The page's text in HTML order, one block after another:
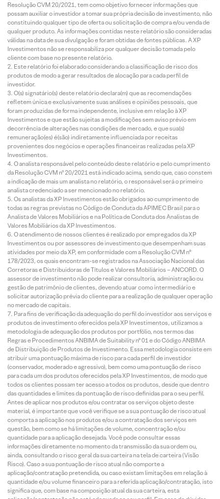
Resolução CVM 20/2021, tem como objetivo fornecer informações que
possam auxiliar o investidor a tomar sua própria decisão de investimento, não
constituindo qualquer tipo de oferta ou solicitação de compra e/ou venda de
qualquer produto. As informações contidas neste relatório são consideradas
válidas na data de sua divulgação e foram obtidas de fontes públicas. A XP
Investimentos não se responsabiliza por qualquer decisão tomada pelo
cliente com base no presente relatório.
Este relatório foi elaborado considerando a classificação de risco dos
produtos de modo a gerar resultados de alocação para cada perfil de
investidor.
O(s) signatário(s) deste relatório declara(m) que as recomendações
refletem única e exclusivamente suas análises e opiniões pessoais, que
foram produzidas de forma independente, inclusive em relação à XP
Investimentos e que estão sujeitas a modificações sem aviso prévio em
decorrência de alterações nas condições de mercado, e que sua(s)
remuneração(es) é(são) indiretamente influenciada por receitas
provenientes dos negócios e operações financeiras realizadas pela XP
Investimentos.
O analista responsável pelo conteúdo deste relatório e pelo cumprimento
da Resolução CVM nº 20/2021 está indicado acima, sendo que, caso constem
a indicação de mais um analista no relatório, o responsável será o primeiro
analista credenciado a ser mencionado no relatório.
Os analistas da XP Investimentos estão obrigados ao cumprimento de
todas as regras previstas no Código de Conduta da APIMEC Brasil para o
Analista de Valores Mobiliários e na Política de Conduta dos Analistas de
Valores Mobiliários da XP Investimentos.
O atendimento de nossos clientes é realizado por empregados da XP
Investimentos ou por assessores de investimento que desempenham suas
atividades por meio da XP, em conformidade com a Resolução CVM nº
178/2023, os quais encontram-se registrados na Associação Nacional das
Corretoras e Distribuidoras de Títulos e Valores Mobiliários – ANCORD. O
assessor de investimento não pode realizar consultoria, administração ou
gestão de patrimônio de clientes, devendo atuar como intermediário e
solicitar autorização prévia do cliente para a realização de qualquer operação
no mercado de capitais.
Para fins de verificação da adequação do perfil do investidor aos serviços e
produtos de investimento oferecidos pela XP Investimentos, utilizamos a
metodologia de adequação dos produtos por portfólio, nos termos das
Regras e Procedimentos ANBIMA de Suitability nº 01 e do Código ANBIMA
de Distribuição de Produtos de Investimento. Essa metodologia consiste em
atribuir uma pontuação máxima de risco para cada perfil de investidor
(conservador, moderado e agressivo), bem como uma pontuação de risco
para cada um dos produtos oferecidos pela XP Investimentos, de modo que
todos os clientes possam ter acesso a todos os produtos, desde que dentro
das quantidades e limites da pontuação de risco definidas para o seu perfil.
Antes de aplicar nos produtos e/ou contratar os serviços objeto deste
material, é importante que você verifique se a sua pontuação de risco atual
comporta a aplicação nos produtos e/ou a contratação dos serviços em
questão, bem como se há limitações de volume, concentração e/ou
quantidade para a aplicação desejada. Você pode consultar essas
informações diretamente no momento da transmissão da sua ordem ou,
ainda, consultando o risco geral da sua carteira na tela de carteira (Visão
Risco). Caso a sua pontuação de risco atual não comporte a
aplicação/contratação pretendida, ou caso existam limitações em relação à
quantidade e/ou volume financeiro para a referida aplicação/contratação, isto
significa que, com base na composição atual da sua carteira, esta